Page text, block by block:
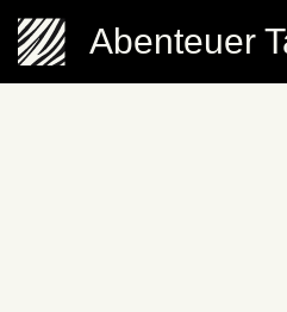
Skip
to
content
Abenteuer